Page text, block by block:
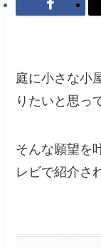
庭に小さな小
りたいと思っ
そんな願望を
レビで紹介さ